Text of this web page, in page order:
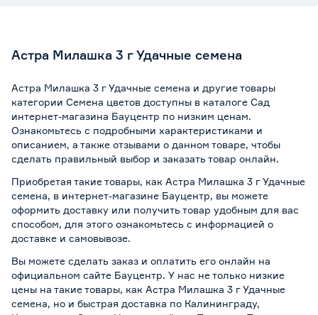
Астра Милашка 3 г Удачные семена
Астра Милашка 3 г Удачные семена и другие товары
категории Семена цветов доступны в каталоге Сад
интернет-магазина Бауцентр по низким ценам.
Ознакомьтесь с подробными характеристиками и
описанием, а также отзывами о данном товаре, чтобы
сделать правильный выбор и заказать товар онлайн.
Приобретая такие товары, как Астра Милашка 3 г Удачные
семена, в интернет-магазине Бауцентр, вы можете
оформить доставку или получить товар удобным для вас
способом, для этого ознакомьтесь с информацией о
доставке и самовывозе.
Вы можете сделать заказ и оплатить его онлайн на
официальном сайте Бауцентр. У нас не только низкие
цены на такие товары, как Астра Милашка 3 г Удачные
семена, но и быстрая доставка по Калининграду,